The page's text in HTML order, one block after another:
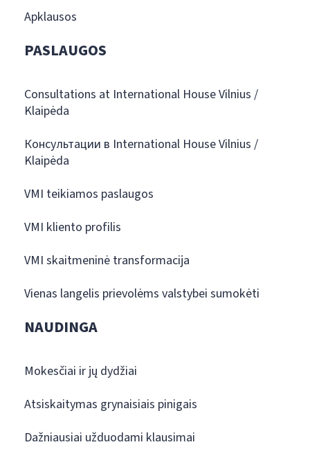
Apklausos
PASLAUGOS
Consultations at International House Vilnius /
Klaipėda
Консультации в International House Vilnius /
Klaipėda
VMI teikiamos paslaugos
VMI kliento profilis
VMI skaitmeninė transformacija
Vienas langelis prievolėms valstybei sumokėti
NAUDINGA
Mokesčiai ir jų dydžiai
Atsiskaitymas grynaisiais pinigais
Dažniausiai užduodami klausimai